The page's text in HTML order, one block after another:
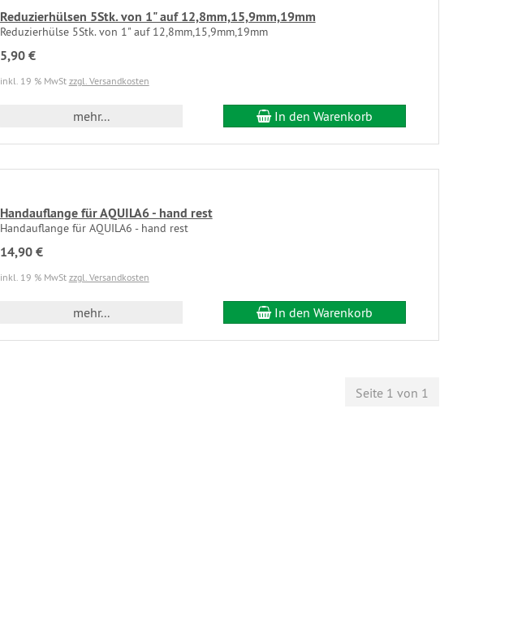
Reduzierhülsen 5Stk. von 1" auf 12,8mm,15,9mm,19mm
Reduzierhülse 5Stk. von 1" auf 12,8mm,15,9mm,19mm
5,90 €
inkl. 19 % MwSt zzgl. Versandkosten
mehr... In den Warenkorb
Handauflange für AQUILA6 - hand rest
Handauflange für AQUILA6 - hand rest
14,90 €
inkl. 19 % MwSt zzgl. Versandkosten
mehr... In den Warenkorb
Seite 1 von 1